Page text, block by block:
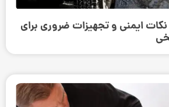
ایمنی و تجهیزات ضروری برای